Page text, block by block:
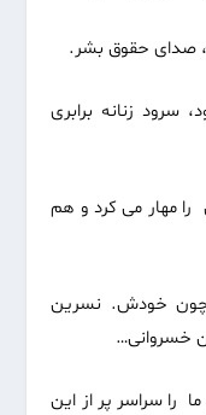
صدای حقوق بشر.
سرود زنانه برابری
مهار می کرد و هم
خودش. نسرین
خسروانی…
را سراسر پر از این